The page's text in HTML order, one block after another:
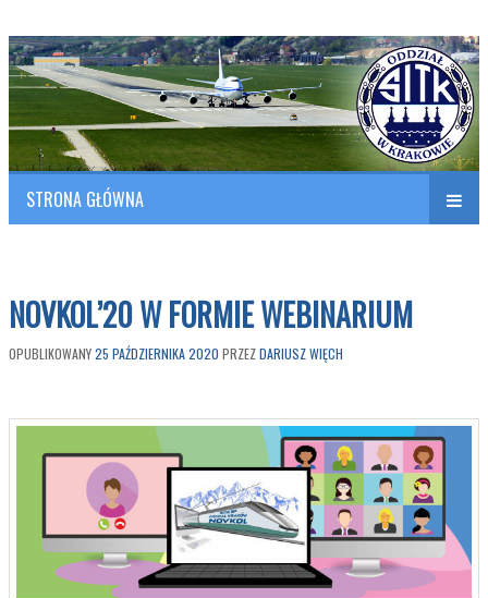
SITK RP Oddział w KRAKOWIE
Polish Association of Engineers & Technicians of Transportation
STRONA GŁÓWNA
NOVKOL’20 W FORMIE WEBINARIUM
OPUBLIKOWANY25 PAŹDZIERNIKA 2020 PRZEZDARIUSZ WIĘCH